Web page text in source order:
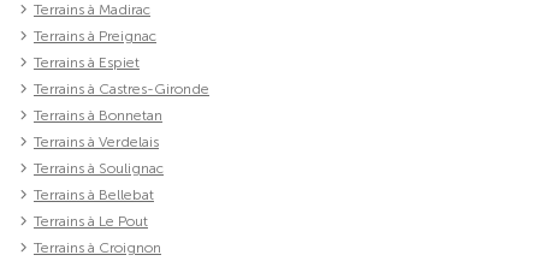
Terrains à Madirac
Terrains à Preignac
Terrains à Espiet
Terrains à Castres-Gironde
Terrains à Bonnetan
Terrains à Verdelais
Terrains à Soulignac
Terrains à Bellebat
Terrains à Le Pout
Terrains à Croignon